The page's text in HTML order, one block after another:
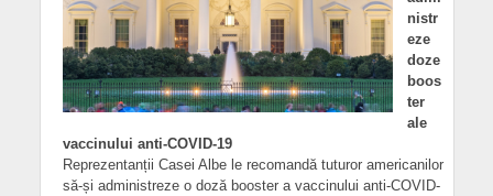
nistr
eze
doze
boos
ter
ale
vaccinului anti-COVID-19
Reprezentanții Casei Albe le recomandă tuturor americanilor
să-și administreze o doză booster a vaccinului anti-COVID-